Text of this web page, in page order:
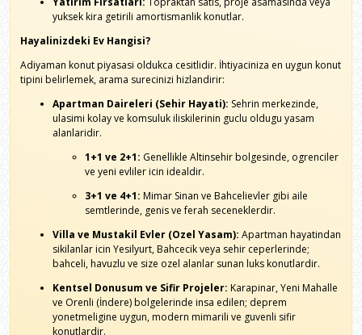
yuksek kira getirili amortismanlik konutlar.
Hayalinizdeki Ev Hangisi?
Adiyaman konut piyasasi oldukca cesitlidir. İhtiyaciniza en uygun konut
tipini belirlemek, arama surecinizi hizlandirir:
Apartman Daireleri (Sehir Hayati): Sehrin merkezinde,
ulasimi kolay ve komsuluk iliskilerinin guclu oldugu yasam
alanlaridir.
1+1 ve 2+1: Genellikle Altinsehir bolgesinde, ogrenciler
ve yeni evliler icin idealdir.
3+1 ve 4+1: Mimar Sinan ve Bahcelievler gibi aile
semtlerinde, genis ve ferah seceneklerdir.
Villa ve Mustakil Evler (Ozel Yasam): Apartman hayatindan
sikilanlar icin Yesilyurt, Bahcecik veya sehir ceperlerinde;
bahceli, havuzlu ve size ozel alanlar sunan luks konutlardir.
Kentsel Donusum ve Sifir Projeler: Karapinar, Yeni Mahalle
ve Orenli (İndere) bolgelerinde insa edilen; deprem
yonetmeligine uygun, modern mimarili ve guvenli sifir
konutlardir.